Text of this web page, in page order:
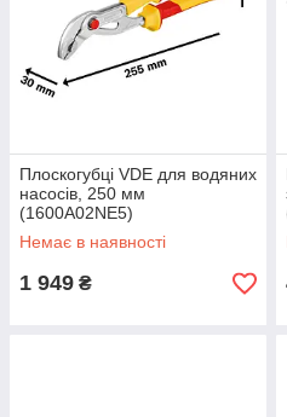
Плоскогубці VDE для водяних
насосів, 250 мм
(1600A02NE5)
Немає в наявності
1 949 ₴